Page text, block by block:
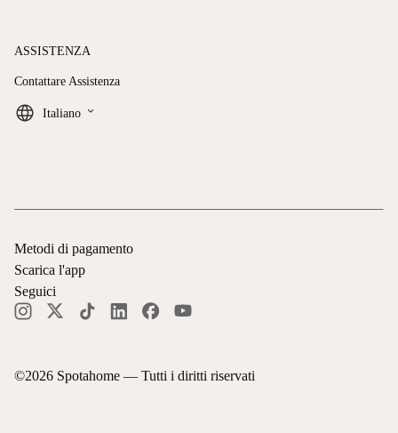
ASSISTENZA
Contattare Assistenza
Italiano keyboard_arrow_down
©2026 Spotahome — Tutti i diritti riservati
Metodi di pagamento
Scarica l'app
Seguici